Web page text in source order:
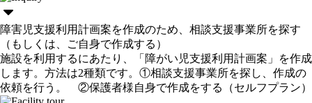
障害児支援利用計画案を作成のため、相談支援事業所を探す
（もしくは、ご自身で作成する）
施設を利用するにあたり、「障がい児支援利用計画案」を作成
します。方法は2種類です。①相談支援事業所を探し、作成の
依頼を行う。 ②保護者様自身で作成をする（セルフプラン）